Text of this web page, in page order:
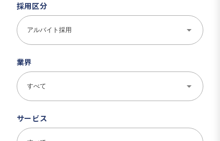
採用区分
業界
サービス